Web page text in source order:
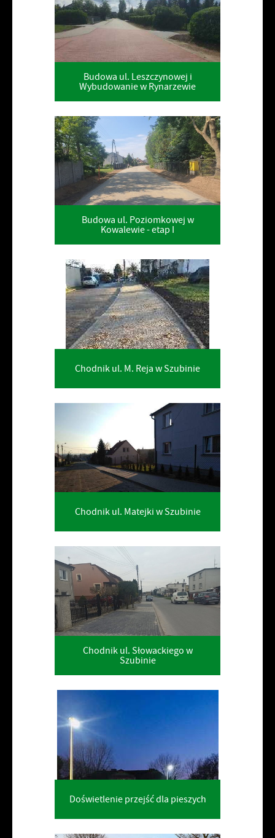
Budowa ul. Leszczynowej i
Wybudowanie w Rynarzewie
Budowa ul. Poziomkowej w
Kowalewie - etap I
Chodnik ul. M. Reja w Szubinie
Chodnik ul. Matejki w Szubinie
Chodnik ul. Słowackiego w
Szubinie
Doświetlenie przejść dla pieszych